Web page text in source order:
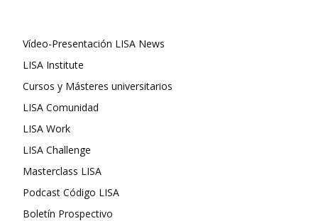
Vídeo-Presentación LISA News
LISA Institute
Cursos y Másteres universitarios
LISA Comunidad
LISA Work
LISA Challenge
Masterclass LISA
Podcast Código LISA
Boletín Prospectivo